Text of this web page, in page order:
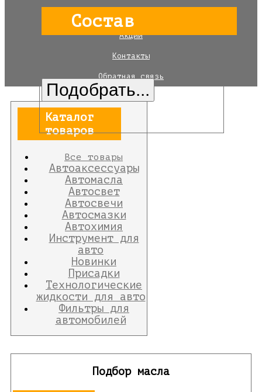
Автозапчасти
Акции
Контакты
Обратная связь
Каталог
товаров
Все товары
Автоаксессуары
Автомасла
Автосвет
Автосвечи
Автосмазки
Автохимия
Инструмент для
авто
Новинки
Присадки
Технологические
жидкости для авто
Фильтры для
автомобилей
Подбор масла
Состав